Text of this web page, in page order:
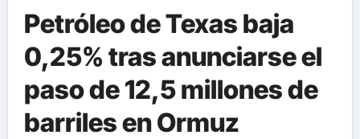
Petróleo de Texas baja
0,25% tras anunciarse el
paso de 12,5 millones de
barriles en Ormuz